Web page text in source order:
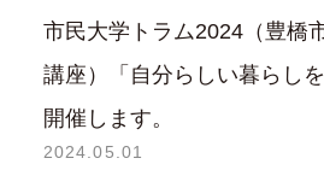
市民大学トラム2024（豊橋
講座）「自分らしい暮らし
開催します。
2024.05.01